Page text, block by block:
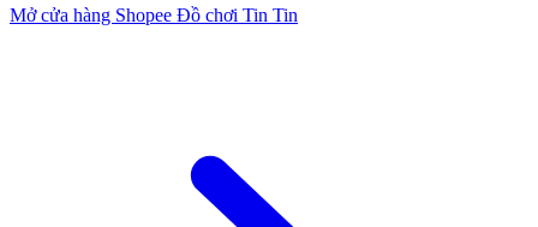
Mở cửa hàng Shopee Đồ chơi Tin Tin